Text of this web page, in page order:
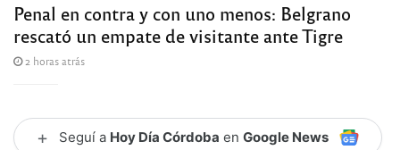
Penal en contra y con uno menos: Belgrano
rescató un empate de visitante ante Tigre
2 horas atrás
+ Seguí a Hoy Día Córdoba en Google News